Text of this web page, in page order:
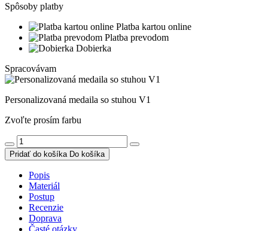
Spôsoby platby
Platba kartou online
Platba prevodom
Dobierka
Spracovávam
Personalizovaná medaila so stuhou V1
Zvoľte prosím farbu
Pridať do košíka Do košíka
Popis
Materiál
Postup
Recenzie
Doprava
Časté otázky